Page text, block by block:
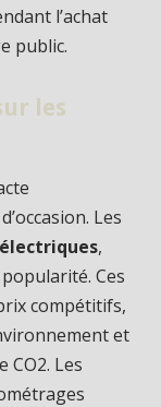
l’achat
public.
les
Les
électriques,
Ces
compétitifs,
et
CO2. Les